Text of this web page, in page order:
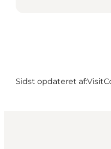
Sidst opdateret af: